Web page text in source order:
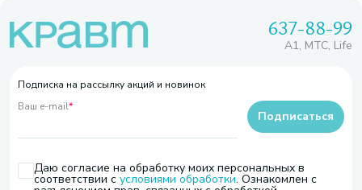
637-88-99
A1, МТС, Life
Подписка на рассылку акций и новинок
Ваш e-mail*
Даю согласие на обработку моих персональных в
соответствии с условиями обработки. Ознакомлен с
Подписаться